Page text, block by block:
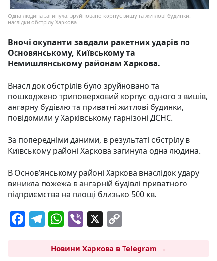
Одна людина загинула, зруйновано корпус вишу та житлові будинки:
наслідки обстрілу Харкова
Вночі окупанти завдали ракетних ударів по
Основянському, Київському та
Немишлянському районам Харкова.
Внаслідок обстрілів було зруйновано та
пошкоджено триповерховий корпус одного з вишів,
ангарну будівлю та приватні житлові будинки,
повідомили у Харківському гарнізоні ДСНС.
За попередніми даними, в результаті обстрілу в
Київському районі Харкова загинула одна людина.
В Основ’янському районі Харкова внаслідок удару
виникла пожежа в ангарній будівлі приватного
підприємства на площі близько 500 кв.
F T
e
W
at
Vi
er
X
p
Новини Харкова в Telegram →